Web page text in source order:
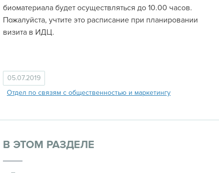
биоматериала будет осуществляться до 10.00 часов.
Пожалуйста, учтите это расписание при планировании
визита в ИДЦ.
05.07.2019
Отдел по связям с общественностью и маркетингу
В ЭТОМ РАЗДЕЛЕ